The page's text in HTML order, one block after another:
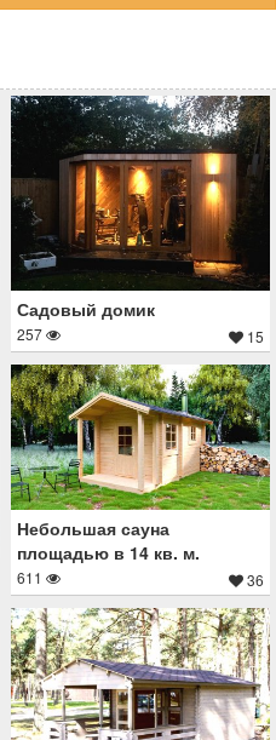
Садовый домик
257 15
Небольшая сауна
площадью в 14 кв. м.
611 36